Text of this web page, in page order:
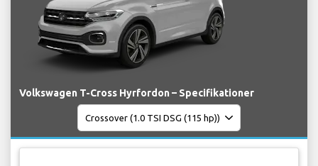
Volkswagen T-Cross Hyrfordon – Specifikationer